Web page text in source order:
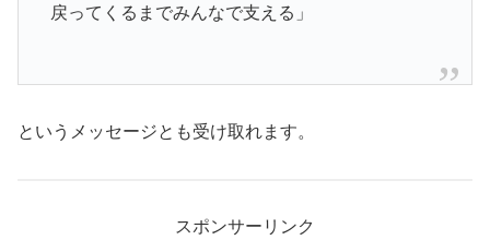
戻ってくるまでみんなで支える」
というメッセージとも受け取れます。
スポンサーリンク